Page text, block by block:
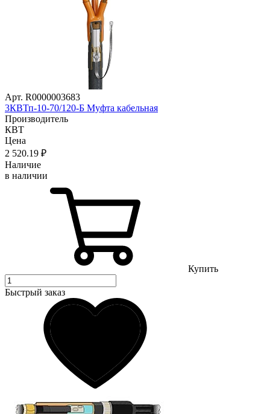
Арт. R0000003683
3КВТп-10-70/120-Б Муфта кабельная
Производитель
КВТ
Цена
2 520.19 ₽
Наличие
в наличии
Купить
Быстрый заказ